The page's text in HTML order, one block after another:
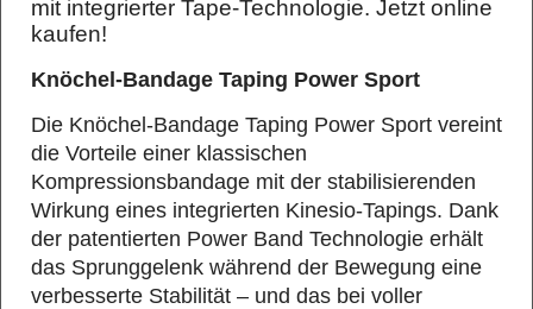
mit integrierter Tape-Technologie. Jetzt online
kaufen!
Knöchel-Bandage Taping Power Sport
Die Knöchel-Bandage Taping Power Sport vereint
die Vorteile einer klassischen
Kompressionsbandage mit der stabilisierenden
Wirkung eines integrierten Kinesio-Tapings. Dank
der patentierten Power Band Technologie erhält
das Sprunggelenk während der Bewegung eine
verbesserte Stabilität – und das bei voller